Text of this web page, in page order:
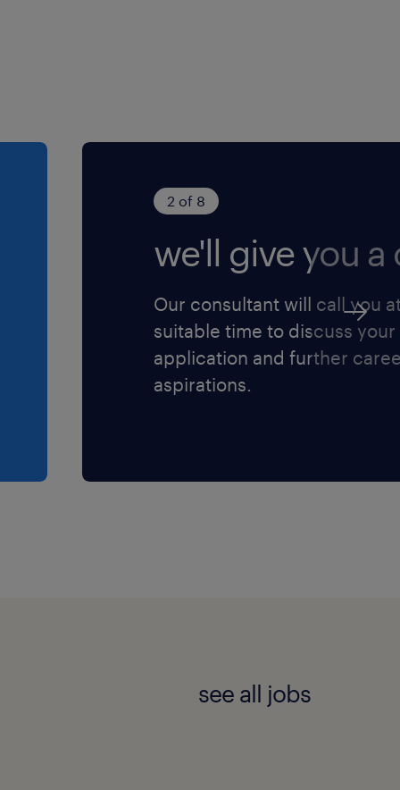
2 of 8
we'll give you a
Our consultant will call you
suitable time to discuss your
application and further
aspirations.
see all jobs